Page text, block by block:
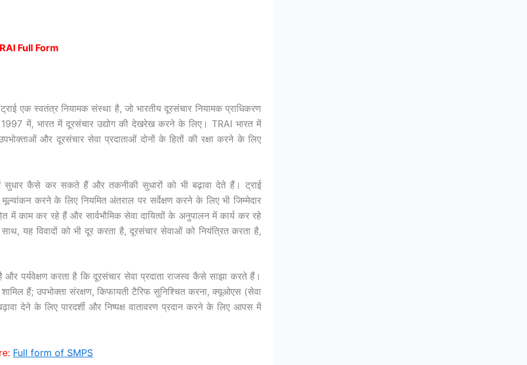
Full Form
एक स्वतंत्र नियामक संस्था है, जो भारतीय दूरसंचार नियामक प्राधिकरण
में, भारत में दूरसंचार उद्योग की देखरेख करने के लिए। TRAI भारत में
और दूरसंचार सेवा प्रदाताओं दोनों के हितों की रक्षा करने के लिए
सुधार कैसे कर सकते हैं और तकनीकी सुधारों को भी बढ़ावा देते हैं। ट्राई
करने के लिए नियमित अंतराल पर सर्वेक्षण करने के लिए भी जिम्मेदार
में काम कर रहे हैं और सार्वभौमिक सेवा दायित्वों के अनुपालन में कार्य कर रहे
यह विवादों को भी दूर करता है, दूरसंचार सेवाओं को नियंत्रित करता है,
पर्यवेक्षण करता है कि दूरसंचार सेवा प्रदाता राजस्व कैसे साझा करते हैं।
हैं; उपभोक्ता संरक्षण, किफायती टैरिफ सुनिश्चित करना, क्यूओएस (सेवा
देने के लिए पारदर्शी और निष्पक्ष वातावरण प्रदान करने के लिए आपस में
Full form of SMPS